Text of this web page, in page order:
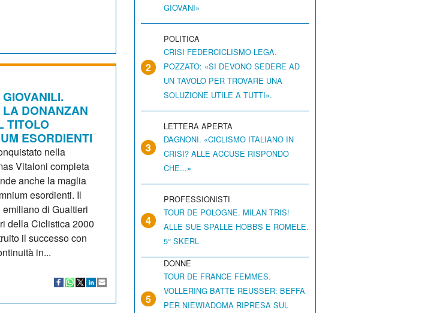
LA DONANZAN
TITOLO
ESORDIENTI
nella
Vitaloni completa
anche la maglia
esordienti. Il
di Gualtieri
della Ciclistica 2000
il successo con
in...
GIOVANI»
2
POLITICA
CRISI FEDERCICLISMO-LEGA.
POZZATO: «SI DEVONO SEDERE AD
UN TAVOLO PER TROVARE UNA
SOLUZIONE UTILE A TUTTI».
3
LETTERA APERTA
DAGNONI. «CICLISMO ITALIANO IN
CRISI? ALLE ACCUSE RISPONDO
CHE...»
4
PROFESSIONISTI
TOUR DE POLOGNE. MILAN TRIS!
ALLE SUE SPALLE HOBBS E ROMELE.
5° SKERL
5
DONNE
TOUR DE FRANCE FEMMES.
VOLLERING BATTE REUSSER: BEFFA
PER NIEWIADOMA RIPRESA SUL